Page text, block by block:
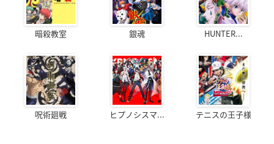
暗殺教室 銀魂 HUNTER...
呪術廻戦 ヒプノシスマ... テニスの王子様